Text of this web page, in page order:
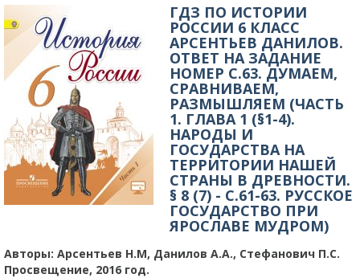
ГДЗ ПО ИСТОРИИ
РОССИИ 6 КЛАСС
АРСЕНТЬЕВ ДАНИЛОВ.
ОТВЕТ НА ЗАДАНИЕ
НОМЕР С.63. ДУМАЕМ,
СРАВНИВАЕМ,
РАЗМЫШЛЯЕМ (ЧАСТЬ
1. ГЛАВА 1 (§1-4).
НАРОДЫ И
ГОСУДАРСТВА НА
ТЕРРИТОРИИ НАШЕЙ
СТРАНЫ В ДРЕВНОСТИ.
§ 8 (7) - C.61-63. РУССКОЕ
ГОСУДАРСТВО ПРИ
ЯРОСЛАВЕ МУДРОМ)
Авторы: Арсентьев Н.М, Данилов А.А., Стефанович П.С.
Просвещение, 2016 год.